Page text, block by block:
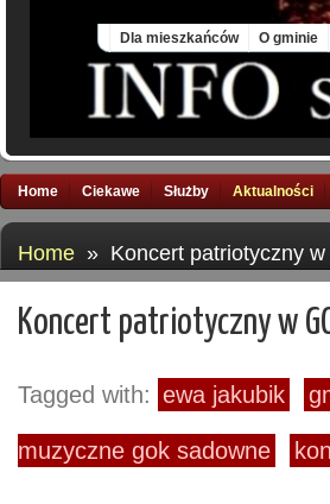
Dla mieszkańców O gminie
Home Ciekawe Służby Aktualności
Home » Koncert patriotyczny w
Koncert patriotyczny w
Tagged with: ewa jakubik
muzyczne gok sadowne